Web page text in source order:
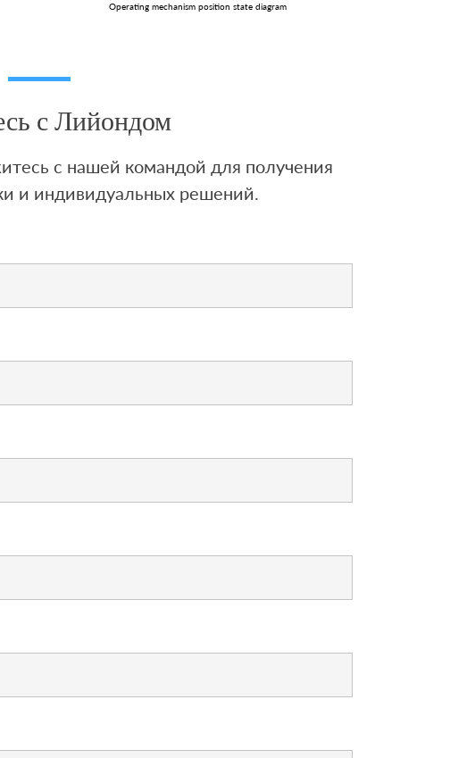
Operating mechanism position state diagram
с Лийондом
с нашей командой для получения
и индивидуальных решений.